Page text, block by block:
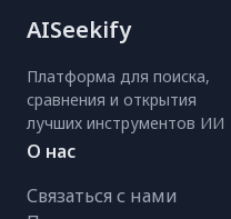
AISeekify
Платформа для поиска,
сравнения и открытия
лучших инструментов ИИ
О нас
Связаться с нами